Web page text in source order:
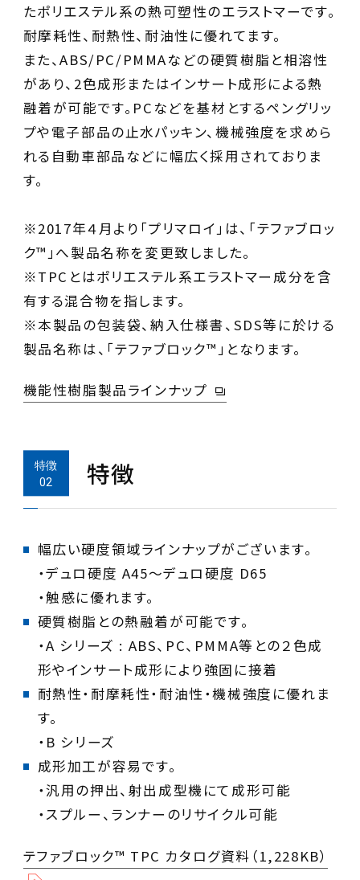
たポリエステル系の熱可塑性のエラストマーです。
耐摩耗性、耐熱性、耐油性に優れてます。
また、ABS/PC/PMMAなどの硬質樹脂と相溶性
があり、2色成形またはインサート成形による熱
融着が可能です。PCなどを基材とするペングリッ
プや電子部品の止水パッキン、機械強度を求めら
れる自動車部品などに幅広く採用されておりま
す。
※2017年４月より「プリマロイ」は、「テファブロッ
ク™」へ製品名称を変更致しました。
※TPCとはポリエステル系エラストマー成分を含
有する混合物を指します。
※本製品の包装袋、納入仕様書、SDS等に於ける
製品名称は、「テファブロック™」となります。
機能性樹脂製品ラインナップ
特徴
幅広い硬度領域ラインナップがございます。
・デュロ硬度 A45～デュロ硬度 D65
硬質樹脂との熱融着が可能です。
・A シリーズ : ABS、PC、PMMA等との２色成
形やインサート成形により強固に接着
耐熱性・耐摩耗性・耐油性・機械強度に優れま
す。
・B シリーズ
成形加工が容易です。
・汎用の押出、射出成型機にて成形可能
・スプルー、ランナーのリサイクル可能
テファブロック™ TPC カタログ資料（1,228KB）